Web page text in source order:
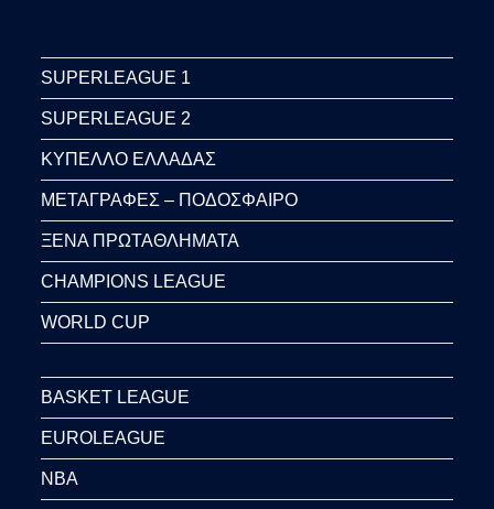
SUPERLEAGUE 1
SUPERLEAGUE 2
ΚΥΠΕΛΛΟ ΕΛΛΑΔΑΣ
ΜΕΤΑΓΡΑΦΕΣ – ΠΟΔΟΣΦΑΙΡΟ
ΞΕΝΑ ΠΡΩΤΑΘΛΗΜΑΤΑ
CHAMPIONS LEAGUE
WORLD CUP
BASKET LEAGUE
EUROLEAGUE
NBA